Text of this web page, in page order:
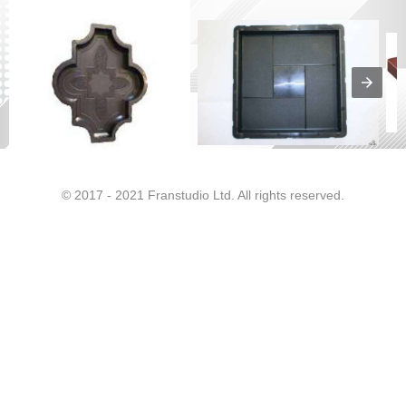
© 2017 - 2021 Franstudio Ltd. All rights reserved.